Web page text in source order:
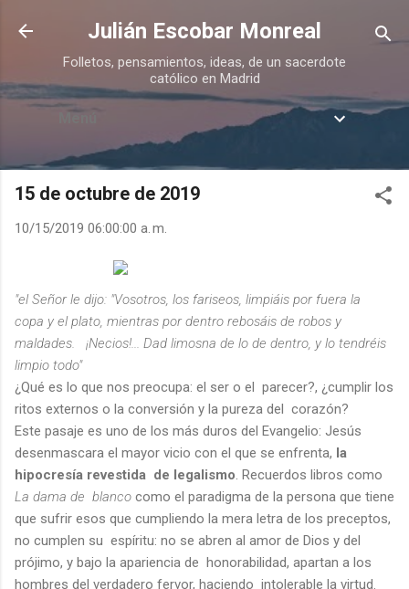
Ir al contenido principal
Julián Escobar Monreal
Folletos, pensamientos, ideas, de un sacerdote
católico en Madrid
Menú
15 de octubre de 2019
10/15/2019 06:00:00 a. m.
"el Señor le dijo: "Vosotros, los fariseos, limpiáis por fuera la
copa y el plato, mientras por dentro rebosáis de robos y
maldades. ¡Necios!... Dad limosna de lo de dentro, y lo tendréis
limpio todo"
¿Qué es lo que nos preocupa: el ser o el parecer?, ¿cumplir los
ritos externos o la conversión y la pureza del corazón?
Este pasaje es uno de los más duros del Evangelio: Jesús
desenmascara el mayor vicio con el que se enfrenta, la
hipocresía revestida de legalismo . Recuerdos libros como
La dama de blanco como el paradigma de la persona que tiene
que sufrir esos que cumpliendo la mera letra de los preceptos,
no cumplen su espíritu: no se abren al amor de Dios y del
prójimo, y bajo la apariencia de honorabilidad, apartan a los
hombres del verdadero fervor, haciendo intolerable la virtud.